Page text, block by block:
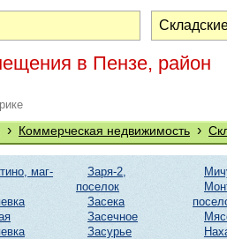
в Пензе, район
› Коммерческая недвижимость ›
маг-
Заря-2,
поселок
Засека
Засечное
Засурье